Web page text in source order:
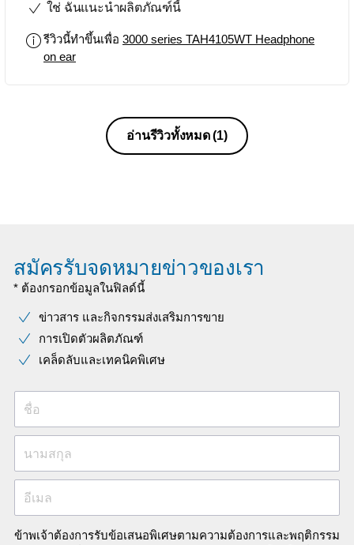
ใช่ ฉันแนะนำผลิตภัณฑ์นี้
รีวิวนี้ทำขึ้นเพื่อ 3000 series TAH4105WT Headphone
on ear
อ่านรีวิวทั้งหมด(1)
สมัครรับจดหมายข่าวของเรา
* ต้องกรอกข้อมูลในฟิลด์นี้
ข่าวสาร และกิจกรรมส่งเสริมการขาย
การเปิดตัวผลิตภัณฑ์
เคล็ดลับและเทคนิคพิเศษ
ชื่อ
นามสกุล
อีเมล
ข้าพเจ้าต้องการรับข้อเสนอพิเศษตามความต้องการและพฤติกรรม